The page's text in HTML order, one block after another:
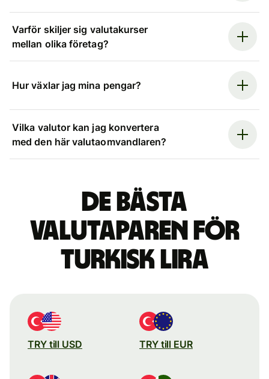
Varför skiljer sig valutakurser
mellan olika företag?
Hur växlar jag mina pengar?
Vilka valutor kan jag konvertera
med den här valutaomvandlaren?
De bästa
valutaparen för
turkisk lira
TRY till USD TRY till EUR